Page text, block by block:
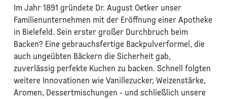
Im Jahr 1891 gründete Dr. August Oetker unser
Familienunternehmen mit der Eröffnung einer Apotheke
in Bielefeld. Sein erster großer Durchbruch beim
Backen? Eine gebrauchsfertige Backpulverformel, die
auch ungeübten Bäckern die Sicherheit gab,
zuverlässig perfekte Kuchen zu backen. Schnell folgten
weitere Innovationen wie Vanillezucker, Weizenstärke,
Aromen, Dessertmischungen - und schließlich unsere